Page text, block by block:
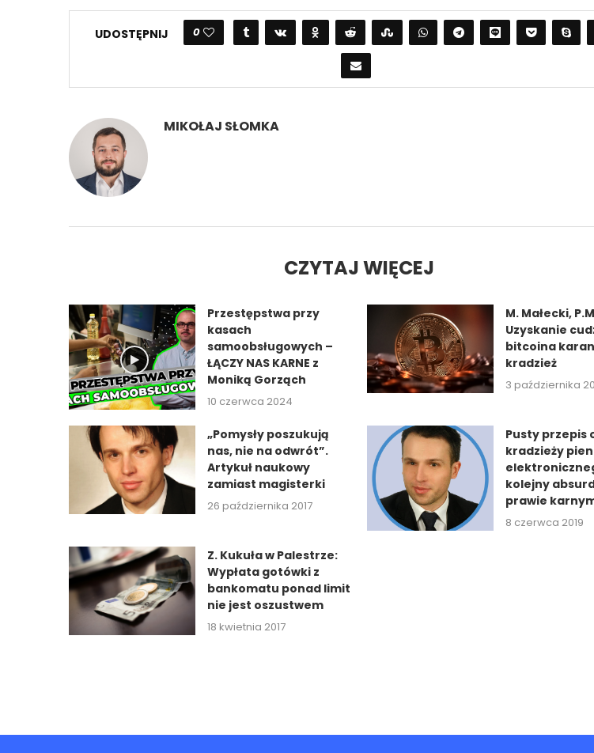
UDOSTĘPNIJ 0
MIKOŁAJ SŁOMKA
CZYTAJ WIĘCEJ
Przestępstwa przy
kasach
samoobsługowych –
ŁĄCZY NAS KARNE z
Moniką Gorząch
10 czerwca 2024
M. Małecki,
Uzyskanie
bitcoina
kradzież
3 października
„Pomysły poszukują
nas, nie na odwrót”.
Artykuł naukowy
zamiast magisterki
26 października 2017
Pusty przepis
kradzieży
kolejny
prawie
8 czerwca 2019
Z. Kukuła w Palestrze:
Wypłata gotówki z
bankomatu ponad limit
nie jest oszustwem
18 kwietnia 2017